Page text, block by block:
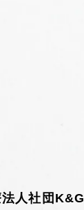
法人社団K&G